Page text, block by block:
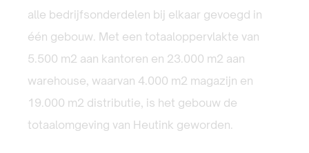
alle bedrijfsonderdelen bij elkaar gevoegd in
één gebouw. Met een totaaloppervlakte van
5.500 m2 aan kantoren en 23.000 m2 aan
warehouse, waarvan 4.000 m2 magazijn en
19.000 m2 distributie, is het gebouw de
totaalomgeving van Heutink geworden.